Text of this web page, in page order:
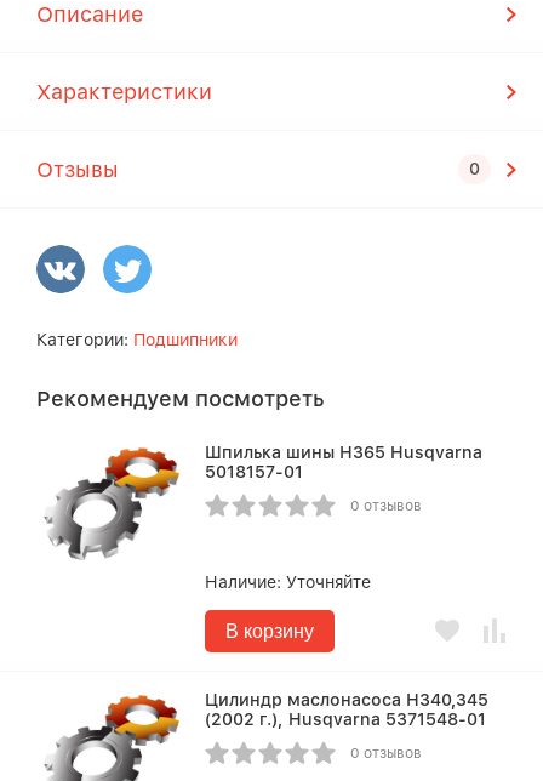
Описание
Характеристики
Отзывы
Категории: Подшипники
Рекомендуем посмотреть
Шпилька шины Н365 Husqvarna
5018157-01
0 отзывов
Наличие:Уточняйте
В корзину
Цилиндр маслонасоса Н340,345
(2002 г.), Husqvarna 5371548-01
0 отзывов